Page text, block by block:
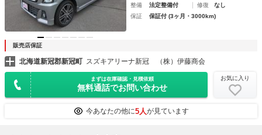
整備
法定整備付 修復
なし
保証
保証付 (3ヶ月・3000km)
販売店保証
北海道新冠郡新冠町 スズキアリーナ新冠 （株）伊藤商会
まずは在庫確認・見積依頼
無料通話でお問い合わせ
お気に入り
今あなたの他に5人が見ています